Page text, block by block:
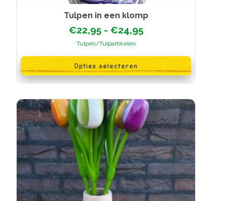
Tulpen in een klomp
€22,95 - €24,95Prijsklasse:
€24,95
Tulpen/Tulpartikelen
Opties selecteren
product
heeft
meerdere
variaties.
optie
kan
gekozen
worden
op
de
productpagina